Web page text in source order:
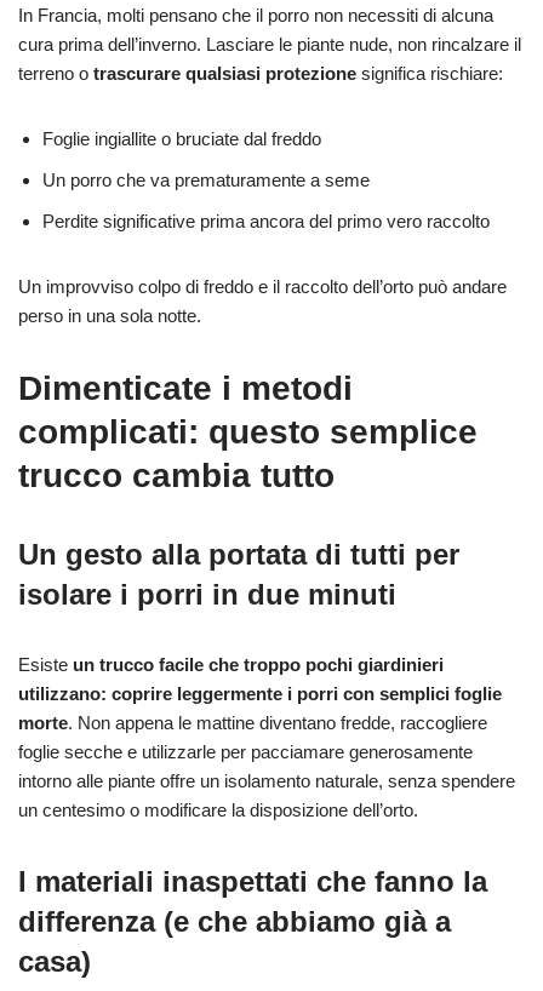
In Francia, molti pensano che il porro non necessiti di alcuna
cura prima dell’inverno. Lasciare le piante nude, non rincalzare il
terreno o trascurare qualsiasi protezione significa rischiare:
Foglie ingiallite o bruciate dal freddo
Un porro che va prematuramente a seme
Perdite significative prima ancora del primo vero raccolto
Un improvviso colpo di freddo e il raccolto dell’orto può andare
perso in una sola notte.
Dimenticate i metodi
complicati: questo semplice
trucco cambia tutto
Un gesto alla portata di tutti per
isolare i porri in due minuti
Esiste un trucco facile che troppo pochi giardinieri
utilizzano: coprire leggermente i porri con semplici foglie
morte. Non appena le mattine diventano fredde, raccogliere
foglie secche e utilizzarle per pacciamare generosamente
intorno alle piante offre un isolamento naturale, senza spendere
un centesimo o modificare la disposizione dell’orto.
I materiali inaspettati che fanno la
differenza (e che abbiamo già a
casa)